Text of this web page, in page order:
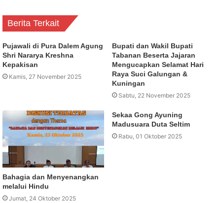
Berita Terkait
Pujawali di Pura Dalem Agung
Shri Nararya Kreshna
Kepakisan
Kamis, 27 November 2025
Bupati dan Wakil Bupati
Tabanan Beserta Jajaran
Mengucapkan Selamat Hari
Raya Suci Galungan &
Kuningan
Sabtu, 22 November 2025
Bahagia dan Menyenangkan
melalui Hindu
Jumat, 24 Oktober 2025
Sekaa Gong Ayuning
Madusuara Duta Seltim
Rabu, 01 Oktober 2025